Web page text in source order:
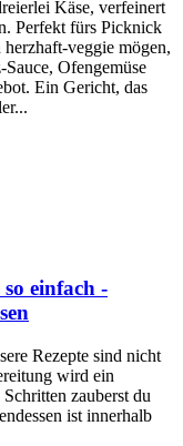
Käse, verfeinert
Perfekt fürs Picknick
veggie mögen,
Ofengemüse
Ein Gericht, das
einfach -
Rezepte sind nicht
wird ein
zauberst du
ist innerhalb